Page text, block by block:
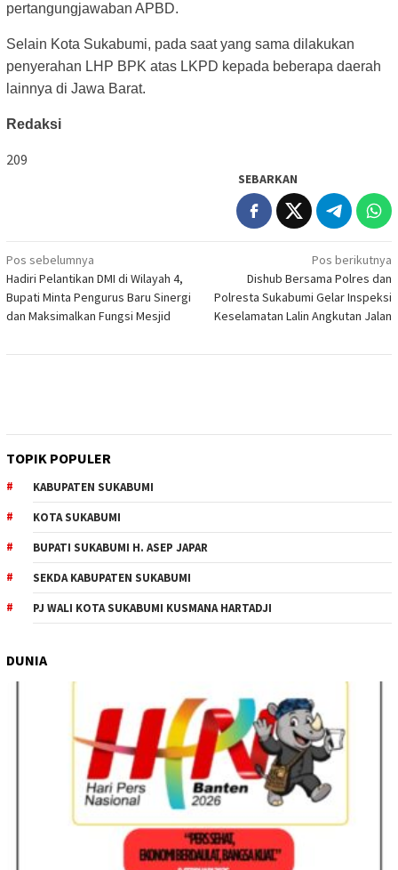
pertangungjawaban APBD.
Selain Kota Sukabumi, pada saat yang sama dilakukan
penyerahan LHP BPK atas LKPD kepada beberapa daerah
lainnya di Jawa Barat.
Redaksi
209
SEBARKAN
Navigasi
pos
Pos sebelumnya
Hadiri Pelantikan DMI di Wilayah 4,
Bupati Minta Pengurus Baru Sinergi
dan Maksimalkan Fungsi Mesjid
Pos berikutnya
Dishub Bersama Polres dan
Polresta Sukabumi Gelar Inspeksi
Keselamatan Lalin Angkutan Jalan
TOPIK POPULER
KABUPATEN SUKABUMI
KOTA SUKABUMI
BUPATI SUKABUMI H. ASEP JAPAR
SEKDA KABUPATEN SUKABUMI
PJ WALI KOTA SUKABUMI KUSMANA HARTADJI
DUNIA